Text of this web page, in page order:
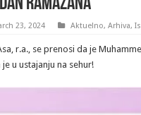
RAMAZANA
23, 2024 Aktuelno, Arhiva,
r.a., se prenosi da je
u ustajanju na sehur!